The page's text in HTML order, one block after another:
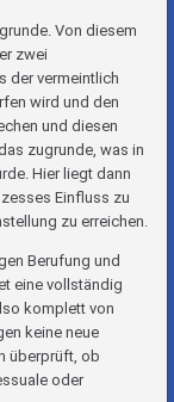
Von diesem
zwei
der vermeintlich
wird und den
und diesen
zugrunde, was in
Hier liegt dann
Einfluss zu
zu erreichen.
Berufung und
eine vollständig
komplett von
keine neue
überprüft, ob
oder